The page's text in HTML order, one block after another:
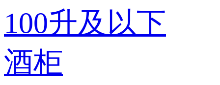
100升及以下
酒柜